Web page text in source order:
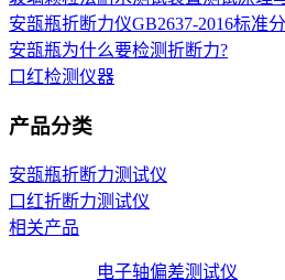
安瓿瓶折断力仪GB2637-2016标准
安瓿瓶为什么要检测折断力?
口红检测仪器
产品分类
安瓿瓶折断力测试仪
口红折断力测试仪
相关产品
电子轴偏差测试仪